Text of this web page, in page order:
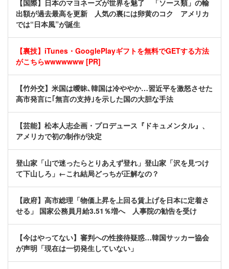
【国際】日本のマヨネーズが世界を魅了 「ソース類」の輸
出額が過去最高を更新 人気の裏には卵黄のコク アメリカ
では“日本風”が誕生
【裏技】iTunes・GooglePlayギフトを無料でGETする方法
がこちらwwwwwww [PR]
【竹外交】米国は曖昧､韓国は冷ややか…習近平を激怒させた
高市発言に｢無言の支持｣を示した国の大胆な手法
【芸能】松本人志企画・プロデュース『ドキュメンタル』、
アメリカで初の制作が決定
登山家「山で迷ったらとりあえず登れ」登山家「沢を見つけ
て下山しろ」←これ結局どっちが正解なの？
【政府】高市総理「物価上昇を上回る賃上げを日本に定着さ
せる」 国家公務員月給3.51％増へ 人事院の勧告を受け
【今はやってない】審判への性接待疑惑…韓国サッカー協会
が声明「現在は一切発生していない」